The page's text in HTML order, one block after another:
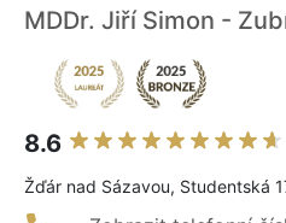
MDDr. Jiří Simon -
8.6
Žďár nad Sázavou, Studentská